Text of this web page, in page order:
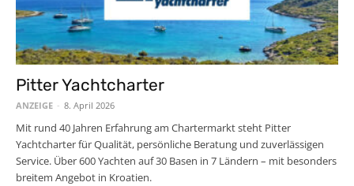
Pitter Yachtcharter
ANZEIGE - 8. April 2026
Mit rund 40 Jahren Erfahrung am Chartermarkt steht Pitter
Yachtcharter für Qualität, persönliche Beratung und zuverlässigen
Service. Über 600 Yachten auf 30 Basen in 7 Ländern – mit besonders
breitem Angebot in Kroatien.